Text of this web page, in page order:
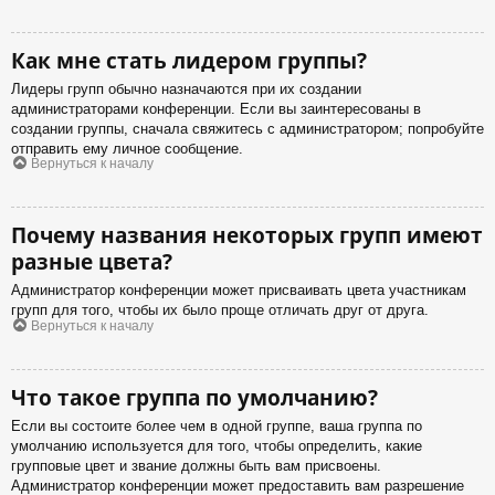
Как мне стать лидером группы?
Лидеры групп обычно назначаются при их создании
администраторами конференции. Если вы заинтересованы в
создании группы, сначала свяжитесь с администратором; попробуйте
отправить ему личное сообщение.
Вернуться к началу
Почему названия некоторых групп имеют
разные цвета?
Администратор конференции может присваивать цвета участникам
групп для того, чтобы их было проще отличать друг от друга.
Вернуться к началу
Что такое группа по умолчанию?
Если вы состоите более чем в одной группе, ваша группа по
умолчанию используется для того, чтобы определить, какие
групповые цвет и звание должны быть вам присвоены.
Администратор конференции может предоставить вам разрешение